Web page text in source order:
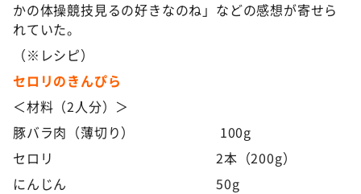
かの体操競技見るの好きなのね」などの感想が寄せら
れていた。
（※レシピ）
セロリのきんぴら
＜材料（2人分）＞
豚バラ肉（薄切り） 100g
セロリ 2本（200g）
にんじん 50g